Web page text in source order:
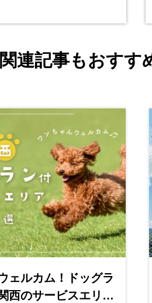
連記事もおすす
ェルカム！ドッグラ
西のサービスエリ…